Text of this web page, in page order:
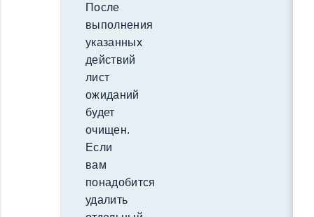
После
выполнения
указанных
действий
лист
ожиданий
будет
очищен.
Если
вам
понадобится
удалить